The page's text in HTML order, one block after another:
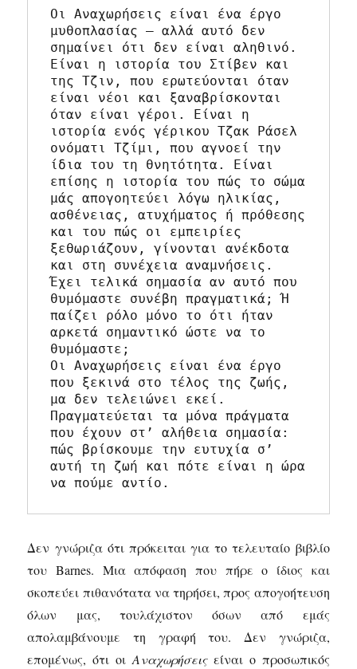
Οι Αναχωρήσεις είναι ένα έργο
μυθοπλασίας – αλλά αυτό δεν
σημαίνει ότι δεν είναι αληθινό.
Είναι η ιστορία του Στίβεν και
της Τζιν, που ερωτεύονται όταν
είναι νέοι και ξαναβρίσκονται
όταν είναι γέροι. Είναι η
ιστορία ενός γέρικου Τζακ Ράσελ
ονόματι Τζίμι, που αγνοεί την
ίδια του τη θνητότητα. Είναι
επίσης η ιστορία του πώς το σώμα
μάς απογοητεύει λόγω ηλικίας,
ασθένειας, ατυχήματος ή πρόθεσης
και του πώς οι εμπειρίες
ξεθωριάζουν, γίνονται ανέκδοτα
και στη συνέχεια αναμνήσεις.
Έχει τελικά σημασία αν αυτό που
θυμόμαστε συνέβη πραγματικά; Ή
παίζει ρόλο μόνο το ότι ήταν
αρκετά σημαντικό ώστε να το
θυμόμαστε;
Οι Αναχωρήσεις είναι ένα έργο
που ξεκινά στο τέλος της ζωής,
μα δεν τελειώνει εκεί.
Πραγματεύεται τα μόνα πράγματα
που έχουν στ’ αλήθεια σημασία:
πώς βρίσκουμε την ευτυχία σ’
αυτή τη ζωή και πότε είναι η ώρα
να πούμε αντίο.
Δεν γνώριζα ότι πρόκειται για το τελευταίο βιβλίο
του Barnes. Μια απόφαση που πήρε ο ίδιος και
σκοπεύει πιθανότατα να τηρήσει, προς απογοήτευση
όλων μας, τουλάχιστον όσων από εμάς
απολαμβάνουμε τη γραφή του. Δεν γνώριζα,
επομένως, ότι οι Αναχωρήσειςείναι ο προσωπικός